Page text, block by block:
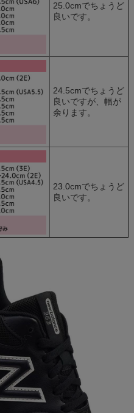
25.0cmでちょうど
良いです。
24.5cmでちょうど
良いですが、幅が
余ります。
23.0cmでちょうど
良いです。